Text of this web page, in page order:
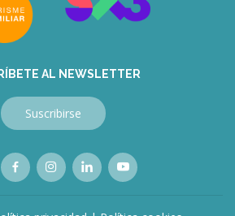
AL NEWSLETTER
Suscribirse